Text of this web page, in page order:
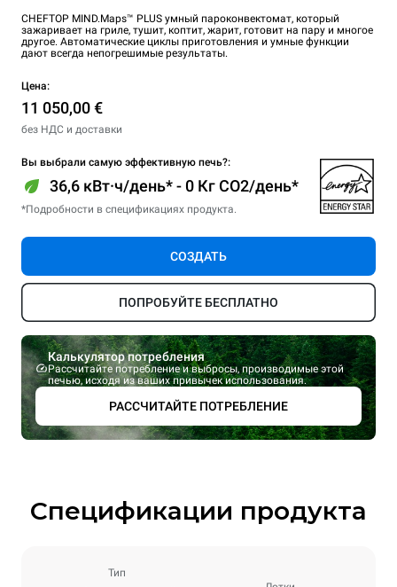
CHEFTOP MIND.Maps™ PLUS умный пароконвектомат, который
зажаривает на гриле, тушит, коптит, жарит, готовит на пару и многое
другое. Автоматические циклы приготовления и умные функции
дают всегда непогрешимые результаты.
Цена:
11 050,00 €
без НДС и доставки
Вы выбрали самую эффективную печь?:
36,6 кВт·ч/день* - 0 Кг CO2/день*
*Подробности в спецификациях продукта.
СОЗДАТЬ
ПОПРОБУЙТЕ БЕСПЛАТНО
Калькулятор потребления
Рассчитайте потребление и выбросы, производимые этой
печью, исходя из ваших привычек использования.
РАССЧИТАЙТЕ ПОТРЕБЛЕНИЕ
Спецификации продукта
Тип